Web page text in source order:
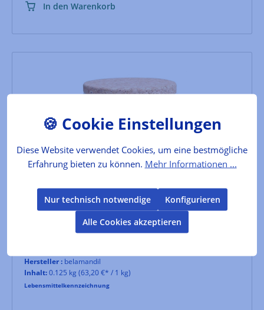
In den Warenkorb
Flor de Sal
feinstes Fleur de Sel aus den Salinen von Belamandil,
Portugal; im schönen Tischsalzgefäß
Hersteller : belamandil
Inhalt:0.125 kg (63,20 €* / 1 kg)
Lebensmittelkennzeichnung
Diese Website verwendet Cookies, um eine bestmögliche
Erfahrung bieten zu können. Mehr Informationen ...
Nur technisch notwendige
Konfigurieren
Alle Cookies akzeptieren